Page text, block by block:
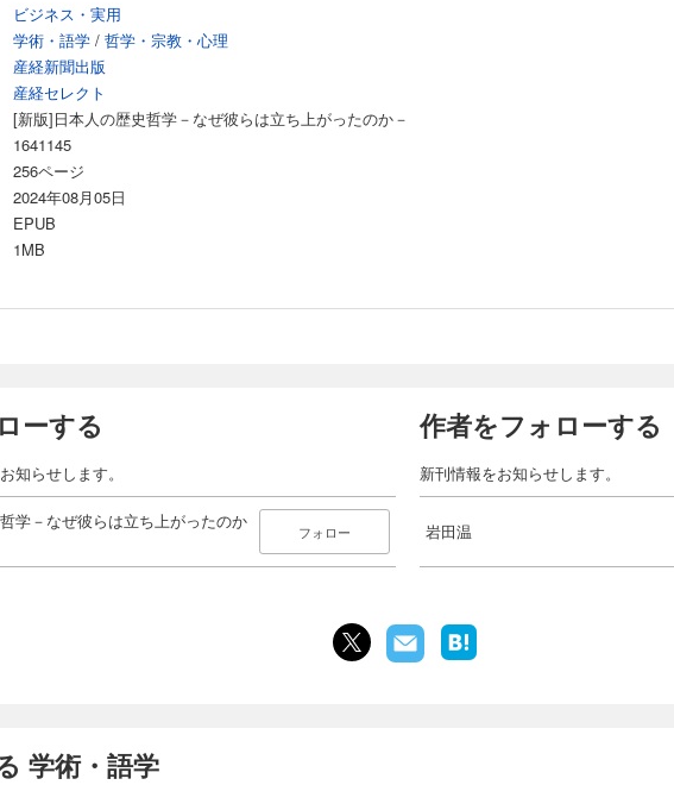
ビジネス・実用
学術・語学 / 哲学・宗教・心理
産経新聞出版
産経セレクト
[新版]日本人の歴史哲学－なぜ彼らは立ち上がったのか－
1641145
256ページ
2024年08月05日
EPUB
1MB
ーする
知らせします。
学－なぜ彼らは立ち上がったのか
フォロー
作者をフォローする
新刊情報をお知らせします。
岩田温
学術・語学